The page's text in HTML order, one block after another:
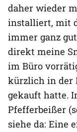
daher wieder
installiert, mit
immer ganz
direkt meine
im Büro
kürzlich in der
gekauft hatte.
Pfefferbeißer
siehe da: Eine